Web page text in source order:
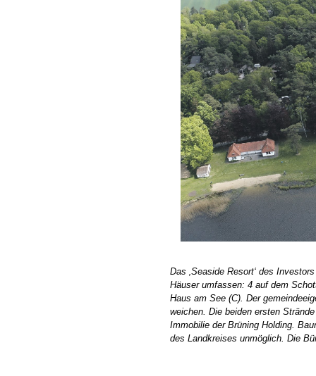
Das ‚Seaside Resort‘ des
Häuser umfassen: 4 auf dem
Haus am See (C). Der
weichen. Die beiden ersten
Immobilie der Brüning Holding.
des Landkreises unmöglich. Die